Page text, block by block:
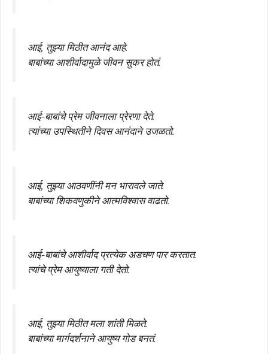
आई, तुझ्या मिठीत आनंद आहे.
बाबांच्या आशीर्वादामुळे जीवन सुकर होतं.
आई-बाबांचे प्रेम जीवनाला प्रेरणा देते.
त्यांच्या उपस्थितीने दिवस आनंदाने उजळतो.
आई, तुझ्या आठवणींनी मन भारावले जाते.
बाबांच्या शिकवणुकीने आत्मविश्वास वाढतो.
आई-बाबांचे आशीर्वाद प्रत्येक अडचण पार करतात.
त्यांचे प्रेम आयुष्याला गती देतो.
आई, तुझ्या मिठीत मला शांती मिळते.
बाबांच्या मार्गदर्शनाने आयुष्य गोड बनतं.